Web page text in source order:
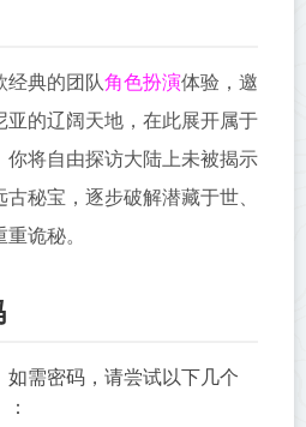
经典的团队角色扮演体验，邀
亚的辽阔天地，在此展开属于
你将自由探访大陆上未被揭示
秘宝，逐步破解潜藏于世、
诡秘。
如需密码，请尝试以下几个